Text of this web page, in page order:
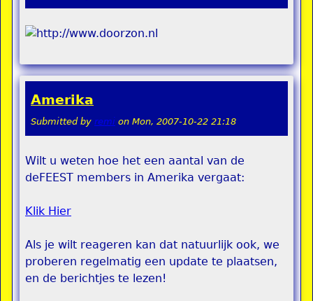
Amerika
Submitted by remi on Mon, 2007-10-22 21:18
Wilt u weten hoe het een aantal van de
deFEEST members in Amerika vergaat:
Klik Hier
Als je wilt reageren kan dat natuurlijk ook, we
proberen regelmatig een update te plaatsen,
en de berichtjes te lezen!